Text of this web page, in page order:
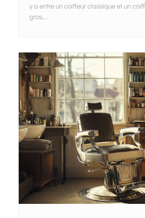
y a entre un coiffeur classique et un
gros,...